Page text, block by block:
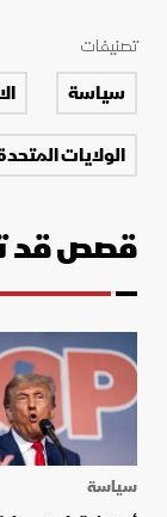
تصنيفات
سياسة
الولايات
قصص قد
سياسة